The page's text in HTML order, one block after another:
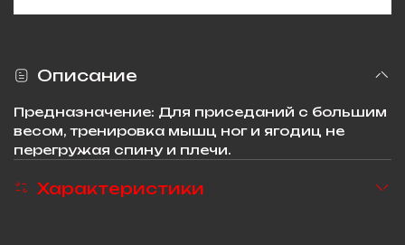
Описание
Предназначение: Для приседаний с большим
весом, тренировка мышц ног и ягодиц не
перегружая спину и плечи.
Характеристики